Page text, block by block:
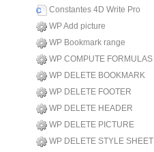
Constantes 4D Write Pro
WP Add picture
WP Bookmark range
WP COMPUTE FORMULAS
WP DELETE BOOKMARK
WP DELETE FOOTER
WP DELETE HEADER
WP DELETE PICTURE
WP DELETE STYLE SHEET